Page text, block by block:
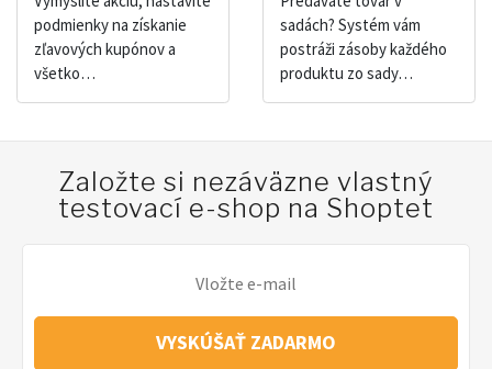
podmienky na získanie
zľavových kupónov a
všetko…
sadách? Systém vám
postráži zásoby každého
produktu zo sady…
Založte si nezáväzne vlastný
testovací e-shop na Shoptet
VYSKÚŠAŤ ZADARMO